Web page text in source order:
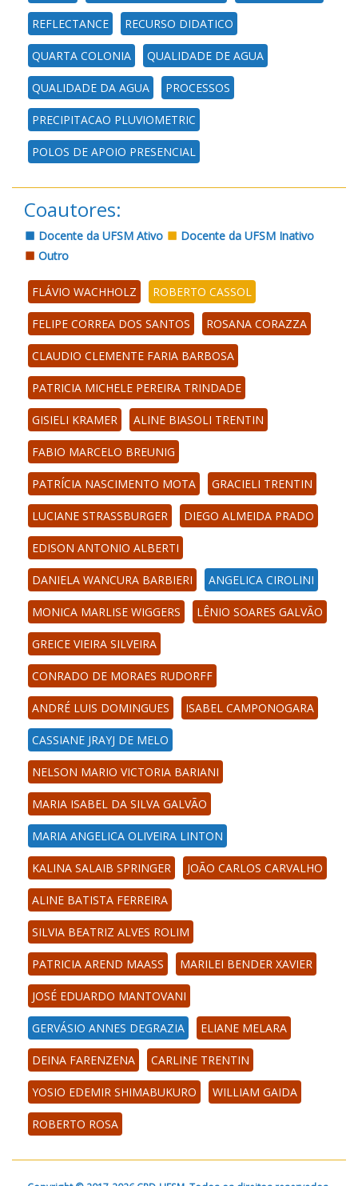
REFLECTANCE RECURSO DIDATICO
QUARTA COLONIA QUALIDADE DE AGUA
QUALIDADE DA AGUA PROCESSOS
PRECIPITACAO PLUVIOMETRIC
POLOS DE APOIO PRESENCIAL
Coautores:
Docente da UFSM Ativo
Docente da UFSM Inativo
Outro
FLÁVIO WACHHOLZ ROBERTO CASSOL
FELIPE CORREA DOS SANTOS ROSANA CORAZZA
CLAUDIO CLEMENTE FARIA BARBOSA
PATRICIA MICHELE PEREIRA TRINDADE
GISIELI KRAMER ALINE BIASOLI TRENTIN
FABIO MARCELO BREUNIG
PATRÍCIA NASCIMENTO MOTA GRACIELI TRENTIN
LUCIANE STRASSBURGER DIEGO ALMEIDA PRADO
EDISON ANTONIO ALBERTI
DANIELA WANCURA BARBIERI ANGELICA CIROLINI
MONICA MARLISE WIGGERS LÊNIO SOARES GALVÃO
GREICE VIEIRA SILVEIRA
CONRADO DE MORAES RUDORFF
ANDRÉ LUIS DOMINGUES ISABEL CAMPONOGARA
CASSIANE JRAYJ DE MELO
NELSON MARIO VICTORIA BARIANI
MARIA ISABEL DA SILVA GALVÃO
MARIA ANGELICA OLIVEIRA LINTON
KALINA SALAIB SPRINGER JOÃO CARLOS CARVALHO
ALINE BATISTA FERREIRA
SILVIA BEATRIZ ALVES ROLIM
PATRICIA AREND MAASS MARILEI BENDER XAVIER
JOSÉ EDUARDO MANTOVANI
GERVÁSIO ANNES DEGRAZIA ELIANE MELARA
DEINA FARENZENA CARLINE TRENTIN
YOSIO EDEMIR SHIMABUKURO WILLIAM GAIDA
ROBERTO ROSA